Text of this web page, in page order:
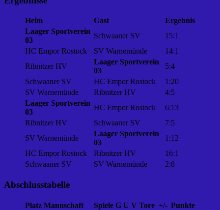
Heim Gast
Ergebnis
Laager Sportverein
03
Schwaaner SV
15:1
HC Empor Rostock
SV Warnemünde
14:1
Ribnitzer HV
Laager Sportverein
03
5:4
Schwaaner SV
HC Empor Rostock
1:20
SV Warnemünde
Ribnitzer HV
4:5
Laager Sportverein
03
HC Empor Rostock
6:13
Ribnitzer HV
Schwaaner SV
7:5
SV Warnemünde
Laager Sportverein
03
1:12
HC Empor Rostock
Ribnitzer HV
16:1
Schwaaner SV
SV Warnemünde 2:8
Abschlusstabelle
Platz Mannschaft Spiele G U V Tore +/- Punkte